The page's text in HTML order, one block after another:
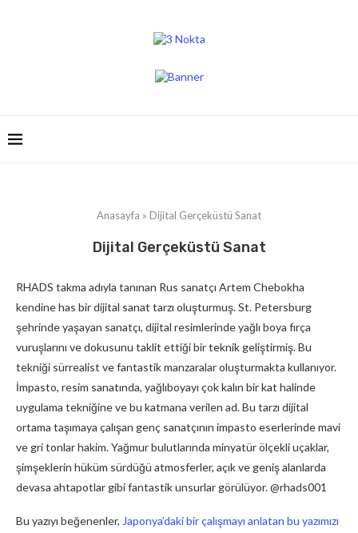
Anasayfa » Dijital Gerçeküstü Sanat
Dijital Gerçeküstü Sanat
RHADS takma adıyla tanınan Rus sanatçı Artem Chebokha
kendine has bir dijital sanat tarzı oluşturmuş. St. Petersburg
şehrinde yaşayan sanatçı, dijital resimlerinde yağlı boya fırça
vuruşlarını ve dokusunu taklit ettiği bir teknik geliştirmiş. Bu
tekniği sürrealist ve fantastik manzaralar oluşturmakta kullanıyor.
İmpasto, resim sanatında, yağlıboyayı çok kalın bir kat halinde
uygulama tekniğine ve bu katmana verilen ad. Bu tarzı dijital
ortama taşımaya çalışan genç sanatçının impasto eserlerinde mavi
ve gri tonlar hakim. Yağmur bulutlarında minyatür ölçekli uçaklar,
şimşeklerin hüküm sürdüğü atmosferler, açık ve geniş alanlarda
devasa ahtapotlar gibi fantastik unsurlar görülüyor. @rhads001
Bu yazıyı beğenenler, Japonya’daki bir çalışmayı anlatan bu yazımızı